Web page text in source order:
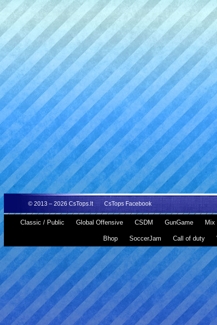
© 2013 – 2026 CsTops.lt CsTops Facebook
Classic / Public Global Offensive CSDM GunGame Mix
Bhop SoccerJam Call of duty